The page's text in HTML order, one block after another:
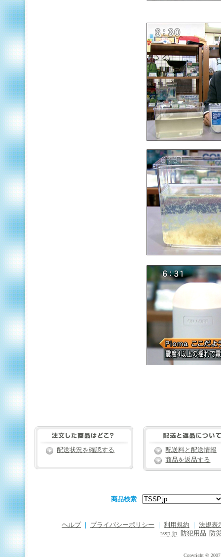
配送状況を確認する
配送料と配送情報
商品を返品する
商品検索
ヘルプ プライバシーポリシー 利用規約
法規表
tssp.jp
防犯用品 防
Copyright © 2007